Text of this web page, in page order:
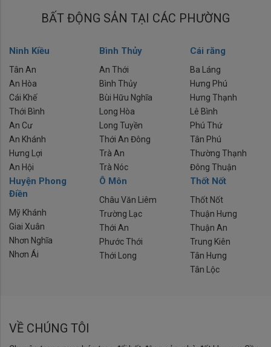
BẤT ĐỘNG SẢN TẠI CÁC PHƯỜNG
Ninh Kiều
Tân An
An Hòa
Cái Khế
Thới Bình
An Cư
An Khánh
Hưng Lợi
An Hội
Bình Thủy
An Thới
Bình Thủy
Bùi Hữu Nghĩa
Long Hòa
Long Tuyền
Thới An Đông
Trà An
Trà Nóc
Cái răng
Ba Láng
Hưng Phú
Hưng Thạnh
Lê Bình
Phú Thứ
Tân Phú
Thường Thạnh
Đông Thuận
Huyện Phong
Điền
Mỹ Khánh
Giai Xuân
Nhơn Nghĩa
Nhơn Ái
Ô Môn
Châu Văn Liêm
Trường Lạc
Thới An
Phước Thới
Thới Long
Thốt Nốt
Thốt Nốt
Thuận Hưng
Thuận An
Trung Kiên
Tân Hưng
Tân Lộc
VỀ CHÚNG TÔI